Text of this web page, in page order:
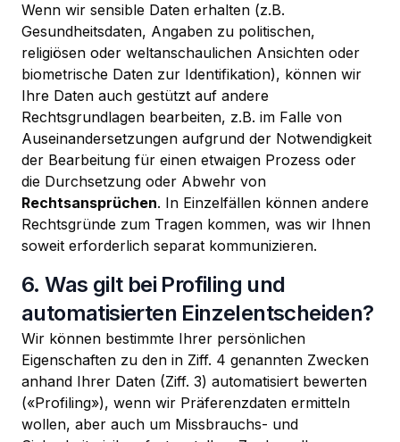
Wenn wir sensible Daten erhalten (z.B.
Gesundheitsdaten, Angaben zu politischen,
religiösen oder weltanschaulichen Ansichten oder
biometrische Daten zur Identifikation), können wir
Ihre Daten auch gestützt auf andere
Rechtsgrundlagen bearbeiten, z.B. im Falle von
Auseinandersetzungen aufgrund der Notwendigkeit
der Bearbeitung für einen etwaigen Prozess oder
die Durchsetzung oder Abwehr von
Rechtsansprüchen. In Einzelfällen können andere
Rechtsgründe zum Tragen kommen, was wir Ihnen
soweit erforderlich separat kommunizieren.
6. Was gilt bei Profiling und
automatisierten Einzelentscheiden?
Wir können bestimmte Ihrer persönlichen
Eigenschaften zu den in Ziff. 4 genannten Zwecken
anhand Ihrer Daten (Ziff. 3) automatisiert bewerten
(«Profiling»), wenn wir Präferenzdaten ermitteln
wollen, aber auch um Missbrauchs- und